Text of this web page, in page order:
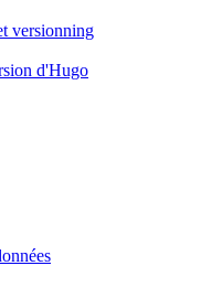
versionning
d'Hugo